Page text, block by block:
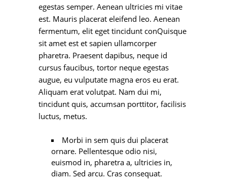
egestas semper. Aenean ultricies mi vitae
est. Mauris placerat eleifend leo. Aenean
fermentum, elit eget tincidunt conQuisque
sit amet est et sapien ullamcorper
pharetra. Praesent dapibus, neque id
cursus faucibus, tortor neque egestas
augue, eu vulputate magna eros eu erat.
Aliquam erat volutpat. Nam dui mi,
tincidunt quis, accumsan porttitor, facilisis
luctus, metus.
Morbi in sem quis dui placerat
ornare. Pellentesque odio nisi,
euismod in, pharetra a, ultricies in,
diam. Sed arcu. Cras consequat.